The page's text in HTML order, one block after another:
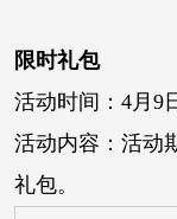
限时礼包
活动时间：4月9
活动内容：活动
礼包。